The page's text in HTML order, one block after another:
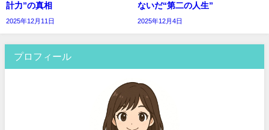
計力”の真相
2025年12月11日
ないだ“第二の人生”
2025年12月4日
プロフィール